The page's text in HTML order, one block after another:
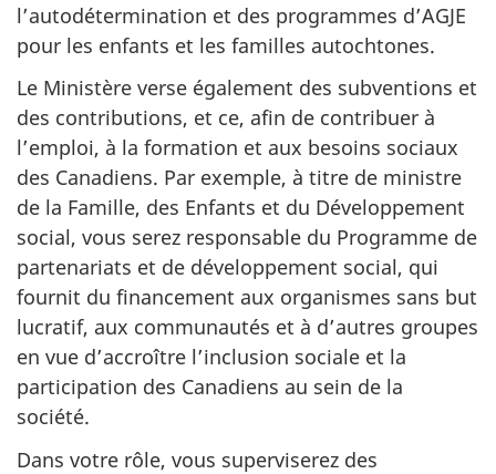
l’autodétermination et des programmes d’AGJE
pour les enfants et les familles autochtones.
Le Ministère verse également des subventions et
des contributions, et ce, afin de contribuer à
l’emploi, à la formation et aux besoins sociaux
des Canadiens. Par exemple, à titre de ministre
de la Famille, des Enfants et du Développement
social, vous serez responsable du Programme de
partenariats et de développement social, qui
fournit du financement aux organismes sans but
lucratif, aux communautés et à d’autres groupes
en vue d’accroître l’inclusion sociale et la
participation des Canadiens au sein de la
société.
Dans votre rôle, vous superviserez des